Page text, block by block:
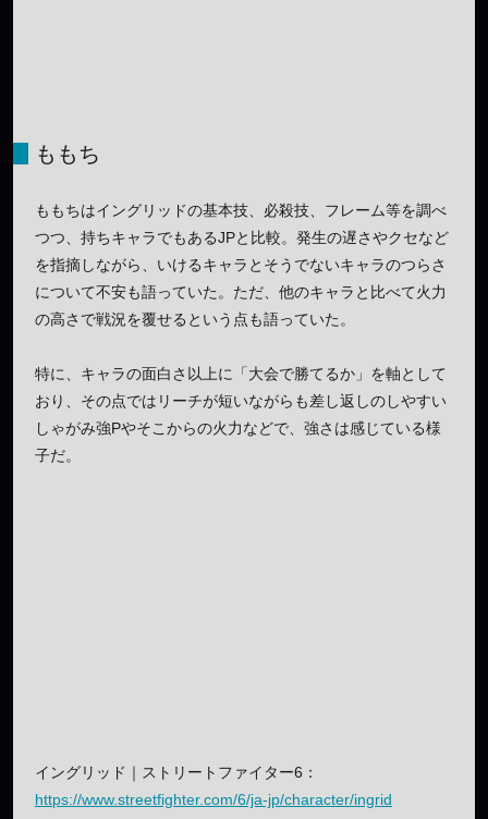
ももち
ももちはイングリッドの基本技、必殺技、フレーム等を調べ
つつ、持ちキャラでもあるJPと比較。発生の遅さやクセなど
を指摘しながら、いけるキャラとそうでないキャラのつらさ
について不安も語っていた。ただ、他のキャラと比べて火力
の高さで戦況を覆せるという点も語っていた。
特に、キャラの面白さ以上に「大会で勝てるか」を軸として
おり、その点ではリーチが短いながらも差し返しのしやすい
しゃがみ強Pやそこからの火力などで、強さは感じている様
子だ。
イングリッド｜ストリートファイター6：
https://www.streetfighter.com/6/ja-jp/character/ingrid